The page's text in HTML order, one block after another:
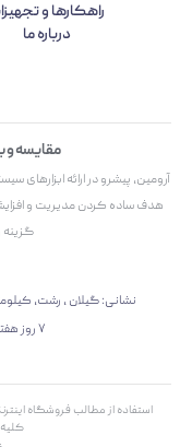
راهکارها و
درباره ما
مقایسه و
آرومین، پیشرو در ارائه ابزارهای
هدف ساده کردن مدیریت و
گزینه
نشانی: گیلان ، رشت، کیلومتر 7 جاده رشت انزلی، مجتمع تجاری سعادت،
۷ روز هفته، ۲۴ ساعته پاسخگوی شما هستیم
استفاده از مطالب فروشگاه